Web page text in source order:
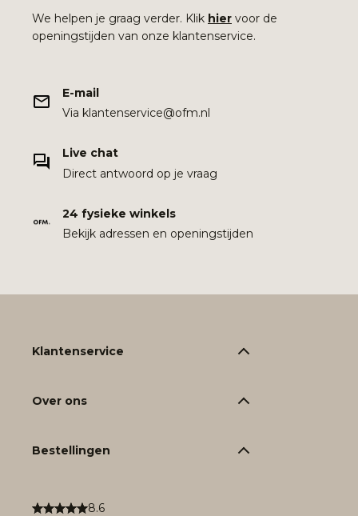
We helpen je graag verder. Klik hier voor de
openingstijden van onze klantenservice.
E-mail
Via klantenservice@ofm.nl
Live chat
Direct antwoord op je vraag
24 fysieke winkels
Bekijk adressen en openingstijden
8.6
Klantenservice
Over ons
Bestellingen